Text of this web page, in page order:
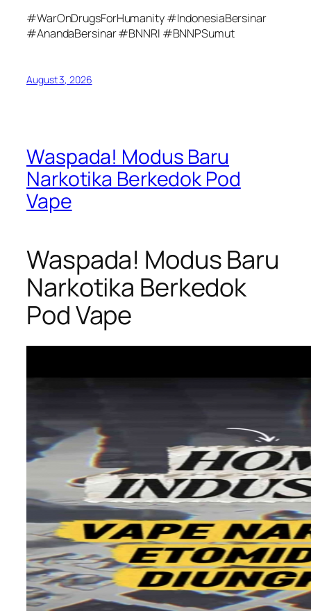
#WarOnDrugsForHumanity #IndonesiaBersinar
#AnandaBersinar #BNNRI #BNNPSumut
August 3, 2026
Waspada! Modus Baru
Narkotika Berkedok Pod
Vape
Waspada! Modus Baru
Narkotika Berkedok
Pod Vape